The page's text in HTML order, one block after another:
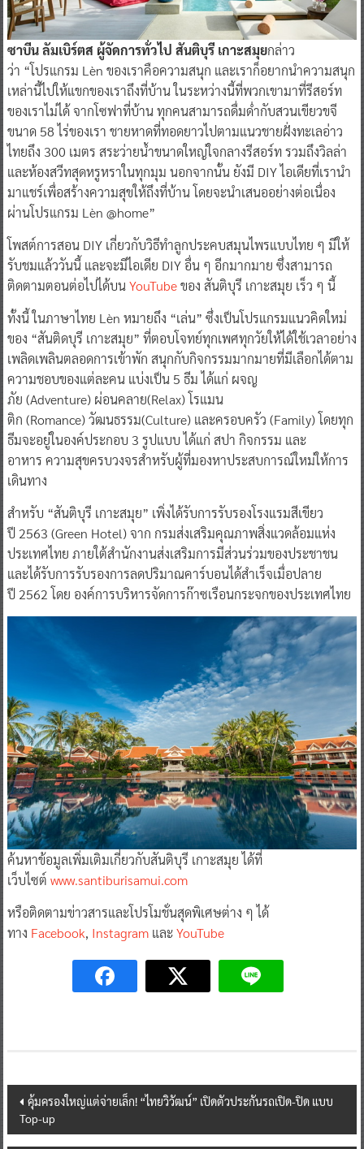
ซาบีน ลัมเบิร์ตส ผู้จัดการทั่วไป สันติบุรี เกาะสมุยกล่าว
ว่า “โปรแกรม Lèn ของเราคือความสนุก และเราก็อยากนำความสนุก
เหล่านี้ไปให้แขกของเราถึงที่บ้าน ในระหว่างนี้ที่พวกเขามาที่รีสอร์ท
ของเราไม่ได้ จากโซฟาที่บ้าน ทุกคนสามารถดื่มด่ำกับสวนเขียวขจี
ขนาด 58 ไร่ของเรา ชายหาดที่ทอดยาวไปตามแนวชายฝั่งทะเลอ่าว
ไทยถึง 300 เมตร สระว่ายน้ำขนาดใหญ่ใจกลางรีสอร์ท รวมถึงวิลล่า
และห้องสวีทสุดหรูหราในทุกมุม นอกจากนั้น ยังมี DIY ไอเดียที่เรานำ
มาแชร์เพื่อสร้างความสุขให้ถึงที่บ้าน โดยจะนำเสนออย่างต่อเนื่อง
ผ่านโปรแกรม Lèn @home”
โพสต์การสอน DIY เกี่ยวกับวิธีทำลูกประคบสมุนไพรแบบไทย ๆ มีให้
รับชมแล้ววันนี้ และจะมีไอเดีย DIY อื่น ๆ อีกมากมาย ซึ่งสามารถ
ติดตามตอนต่อไปได้บนYouTubeของ สันติบุรี เกาะสมุย เร็ว ๆ นี้
ทั้งนี้ ในภาษาไทย Lèn หมายถึง “เล่น” ซึ่งเป็นโปรแกรมแนวคิดใหม่
ของ “สันติดบุรี เกาะสมุย” ที่ตอบโจทย์ทุกเพศทุกวัยให้ได้ใช้เวลาอย่าง
เพลิดเพลินตลอดการเข้าพัก สนุกกับกิจกรรมมากมายที่มีเลือกได้ตาม
ความชอบของแต่ละคน แบ่งเป็น 5 ธีม ได้แก่ ผจญ
ภัย (Adventure) ผ่อนคลาย(Relax) โรแมน
ติก (Romance) วัฒนธรรม(Culture) และครอบครัว (Family) โดยทุก
ธีมจะอยู่ในองค์ประกอบ 3 รูปแบบ ได้แก่ สปา กิจกรรม และ
อาหาร ความสุขครบวงจรสำหรับผู้ที่มองหาประสบการณ์ใหม่ให้การ
เดินทาง
สำหรับ “สันติบุรี เกาะสมุย” เพิ่งได้รับการรับรองโรงแรมสีเขียว
ปี 2563 (Green Hotel) จาก กรมส่งเสริมคุณภาพสิ่งแวดล้อมแห่ง
ประเทศไทย ภายใต้สำนักงานส่งเสริมการมีส่วนร่วมของประชาชน
และได้รับการรับรองการลดปริมาณคาร์บอนได้สำเร็จเมื่อปลาย
ปี 2562 โดย องค์การบริหารจัดการก๊าซเรือนกระจกของประเทศไทย
ค้นหาข้อมูลเพิ่มเติมเกี่ยวกับสันติบุรี เกาะสมุย ได้ที่
เว็บไซต์ www.santiburisamui.com
หรือติดตามข่าวสารและโปรโมชั่นสุดพิเศษต่าง ๆ ได้
ทาง Facebook, InstagramและYouTube
Post
navigation
คุ้มครองใหญ่แต่จ่ายเล็ก! “ไทยวิวัฒน์” เปิดตัวประกันรถเปิด-ปิด แบบ
Top-up